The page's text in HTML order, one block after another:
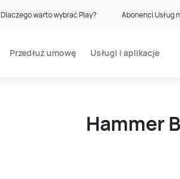
Dlaczego warto wybrać Play? Abonenci Usług
Przedłuż umowę Usługi i aplikacje
Hammer